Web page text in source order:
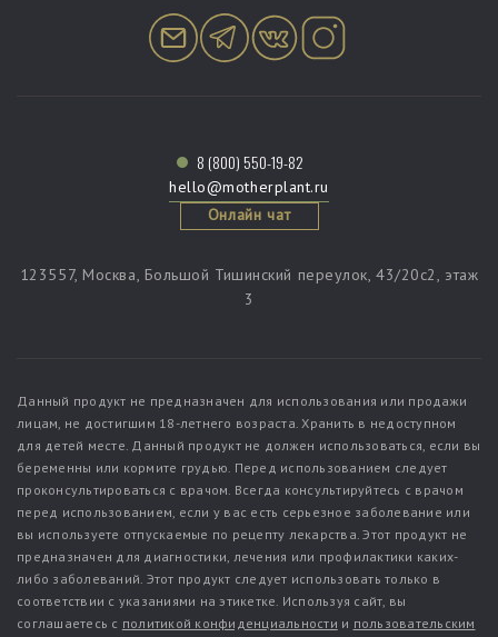
8 (800) 550-19-82
hello@motherplant.ru
Онлайн чат
123557, Москва, Большой Тишинский переулок, 43/20c2, этаж
3
Данный продукт не предназначен для использования или продажи
лицам, не достигшим 18-летнего возраста. Хранить в недоступном
для детей месте. Данный продукт не должен использоваться, если вы
беременны или кормите грудью. Перед использованием следует
проконсультироваться с врачом. Всегда консультируйтесь с врачом
перед использованием, если у вас есть серьезное заболевание или
вы используете отпускаемые по рецепту лекарства. Этот продукт не
предназначен для диагностики, лечения или профилактики каких-
либо заболеваний. Этот продукт следует использовать только в
соответствии с указаниями на этикетке. Используя сайт, вы
соглашаетесь с политикой конфиденциальности и пользовательским